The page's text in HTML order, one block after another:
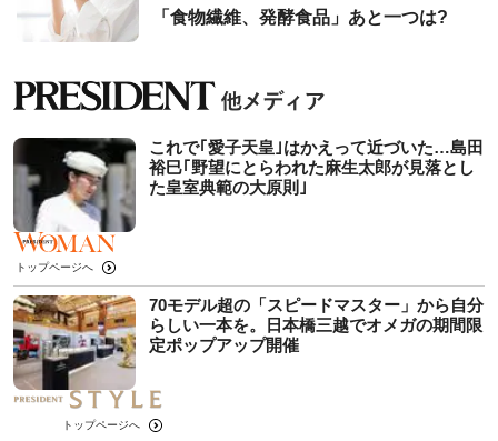
「食物繊維、発酵食品」あと一つは?
これで｢愛子天皇｣はかえって近づいた…島田
裕巳｢野望にとらわれた麻生太郎が見落とし
た皇室典範の大原則｣
トップページへ
70モデル超の「スピードマスター」から自分
らしい一本を。日本橋三越でオメガの期間限
定ポップアップ開催
トップページへ